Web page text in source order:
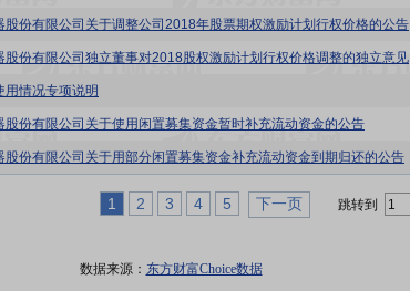
股份有限公司关于调整公司2018年股票期权激励计划行权价格的公告
股份有限公司独立董事对2018股权激励计划行权价格调整的独立意见
用情况专项说明
股份有限公司关于使用闲置募集资金暂时补充流动资金的公告
股份有限公司关于用部分闲置募集资金补充流动资金到期归还的公告
1 2 3 4 5 下一页 跳转到
数据来源： 东方财富Choice数据